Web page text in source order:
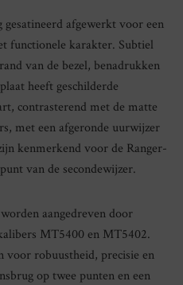
afgewerkt voor een
functionele karakter. Subtiel
van de bezel, benadrukken
heeft geschilderde
contrasterend met de matte
met een afgeronde uurwijzer
kenmerkend voor de Ranger-
van de secondewijzer.
aangedreven door
MT5400 en MT5402.
voor robuustheid, precisie en
op twee punten en een